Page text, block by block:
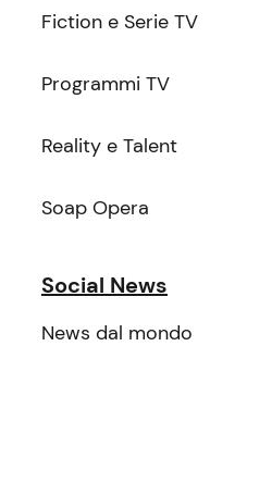
Fiction e Serie TV
Programmi TV
Reality e Talent
Soap Opera
Social News
News dal mondo